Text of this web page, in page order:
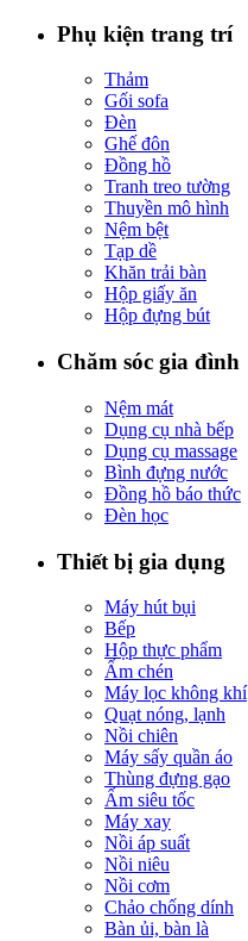
Phụ kiện trang trí
Thảm
Gối sofa
Đèn
Ghế đôn
Đồng hồ
Tranh treo tường
Thuyền mô hình
Nệm bệt
Tạp dề
Khăn trải bàn
Hộp giấy ăn
Hộp đựng bút
Chăm sóc gia đình
Nệm mát
Dụng cụ nhà bếp
Dụng cụ massage
Bình đựng nước
Đồng hồ báo thức
Đèn học
Thiết bị gia dụng
Máy hút bụi
Bếp
Hộp thực phẩm
Ấm chén
Máy lọc không khí
Quạt nóng, lạnh
Nồi chiên
Máy sấy quần áo
Thùng đựng gạo
Ấm siêu tốc
Máy xay
Nồi áp suất
Nồi niêu
Nồi cơm
Chảo chống dính
Bàn ủi, bàn là